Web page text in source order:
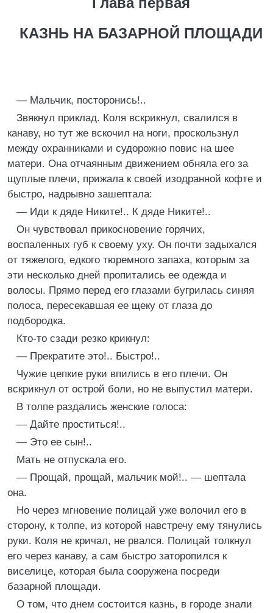
КАЗНЬ НА БАЗАРНОЙ ПЛОЩАДИ
— Мальчик, посторонись!..
Звякнул приклад. Коля вскрикнул, свалился в
канаву, но тут же вскочил на ноги, проскользнул
между охранниками и судорожно повис на шее
матери. Она отчаянным движением обняла его за
щуплые плечи, прижала к своей изодранной кофте и
быстро, надрывно зашептала:
— Иди к дяде Никите!.. К дяде Никите!..
Он чувствовал прикосновение горячих,
воспаленных губ к своему уху. Он почти задыхался
от тяжелого, едкого тюремного запаха, которым за
эти несколько дней пропитались ее одежда и
волосы. Прямо перед его глазами бугрилась синяя
полоса, пересекавшая ее щеку от глаза до
подбородка.
Кто-то сзади резко крикнул:
— Прекратите это!.. Быстро!..
Чужие цепкие руки впились в его плечи. Он
вскрикнул от острой боли, но не выпустил матери.
В толпе раздались женские голоса:
— Дайте проститься!..
— Это ее сын!..
Мать не отпускала его.
— Прощай, прощай, мальчик мой!.. — шептала
она.
Но через мгновение полицай уже волочил его в
сторону, к толпе, из которой навстречу ему тянулись
руки. Коля не кричал, не рвался. Полицай толкнул
его через канаву, а сам быстро заторопился к
виселице, которая была сооружена посреди
базарной площади.
О том, что днем состоится казнь, в городе знали